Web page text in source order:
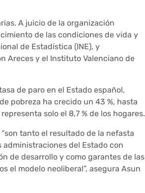
A juicio de la organización
de las condiciones de vida y
de Estadística (INE), y
Areces y el Instituto Valenciano de
de paro en el Estado español,
pobreza ha crecido un 43 %, hasta
solo el 8,7 % de los hogares.
tanto el resultado de la nefasta
del Estado con
de desarrollo y como garantes de las
el modelo neoliberal”, asegura Asun